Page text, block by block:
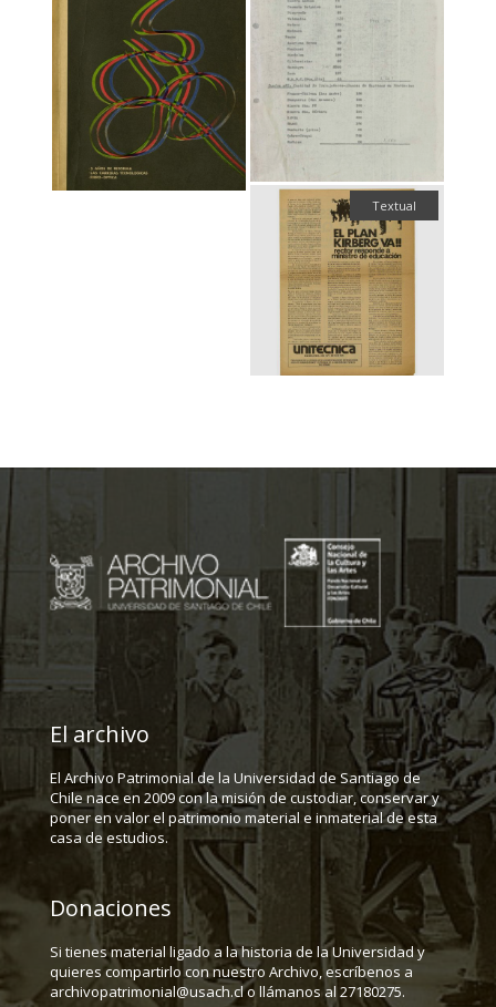
Textual
El archivo
El Archivo Patrimonial de la Universidad de Santiago de
Chile nace en 2009 con la misión de custodiar, conservar y
poner en valor el patrimonio material e inmaterial de esta
casa de estudios.
Donaciones
Si tienes material ligado a la historia de la Universidad y
quieres compartirlo con nuestro Archivo, escríbenos a
archivopatrimonial@usach.cl o llámanos al 27180275.